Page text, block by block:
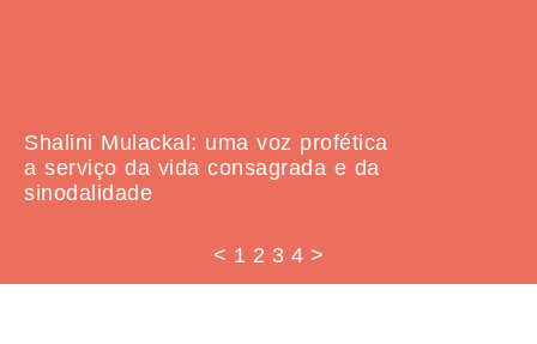
Shalini Mulackal: uma voz profética
a serviço da vida consagrada e da
sinodalidade
< 1 2 3 4 >